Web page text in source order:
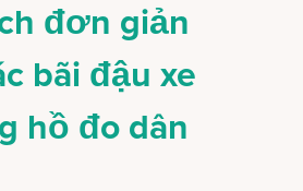
đơn giản
bãi đậu xe
hồ đo dân